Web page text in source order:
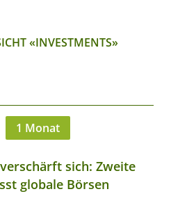
«INVESTMENTS»
1 Monat
sich: Zweite
globale Börsen